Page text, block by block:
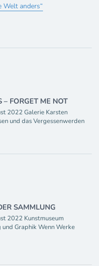
Welt anders“
– FORGET ME NOT
2022 Galerie Karsten
und das Vergessenwerden
SAMMLUNG
2022 Kunstmuseum
und Graphik Wenn Werke